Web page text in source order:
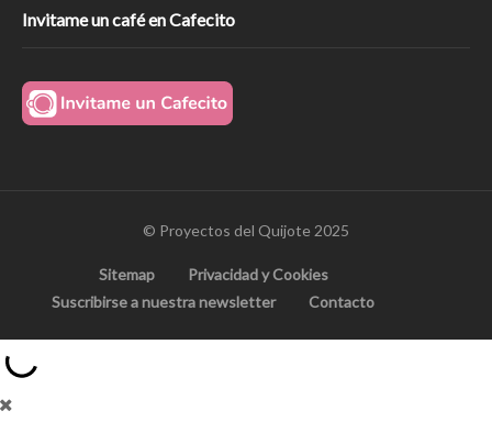
Invitame un café en Cafecito
© Proyectos del Quijote 2025
Sitemap
Privacidad y Cookies
Suscribirse a nuestra newsletter
Contacto